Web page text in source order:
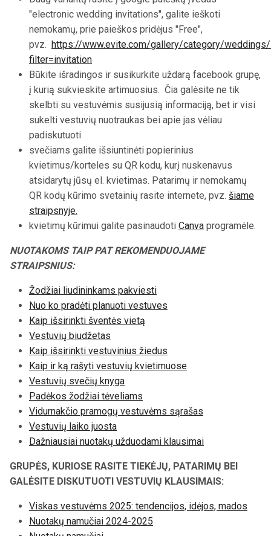
Daug variantų rasite į google paiešką įvedus
"electronic wedding invitations", galite ieškoti
nemokamų, prie paieškos pridėjus "Free",
pvz.https://www.evite.com/gallery/category/
filter=invitation
Būkite išradingos ir susikurkite uždarą facebook grupę,
į kurią sukvieskite artimuosius. Čia galėsite ne tik
skelbti su vestuvėmis susijusią informaciją, bet ir visi
sukelti vestuvių nuotraukas bei apie jas vėliau
padiskutuoti
svečiams galite išsiuntinėti popierinius
kvietimus/korteles su QR kodu, kurį nuskenavus
atsidarytų jūsų el. kvietimas. Patarimų ir nemokamų
QR kodų kūrimo svetainių rasite internete, pvz.
straipsnyje.
NUOTAKOMS TAIP PAT REKOMENDUOJAME
Žodžiai liudininkams pakviesti
Nuo ko pradėti planuoti vestuves
Kaip išsirinkti šventės vietą
Vestuvių biudžetas
Kaip išsirinkti vestuvinius žiedus
Kaip ir ką rašyti vestuvių kvietimuose
Vestuvių svečių knyga
Padėkos žodžiai tėveliams
Vidurnakčio pramogų vestuvėms sąrašas
Vestuvių laiko juosta
GRUPĖS, KURIOSE RASITE TIEKĖJŲ, PATARIMŲ BEI
Viskas vestuvėms 2025: tendencijos, idėjos, mados